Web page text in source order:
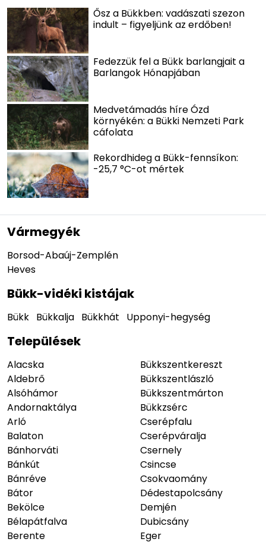
Ősz a Bükkben: vadászati szezon
indult – figyeljünk az erdőben!
Fedezzük fel a Bükk barlangjait a
Barlangok Hónapjában
Medvetámadás híre Ózd
környékén: a Bükki Nemzeti Park
cáfolata
Rekordhideg a Bükk-fennsíkon:
-25,7 °C-ot mértek
Vármegyék
Borsod-Abaúj-Zemplén
Heves
Bükk-vidéki kistájak
Bükk Bükkalja Bükkhát Upponyi-hegység
Települések
Alacska
Aldebrő
Alsóhámor
Andornaktálya
Arló
Balaton
Bánhorváti
Bánkút
Bánréve
Bátor
Bekölce
Bélapátfalva
Berente
Bükkszentkereszt
Bükkszentlászló
Bükkszentmárton
Bükkzsérc
Cserépfalu
Cserépváralja
Csernely
Csincse
Csokvaomány
Dédestapolcsány
Demjén
Dubicsány
Eger